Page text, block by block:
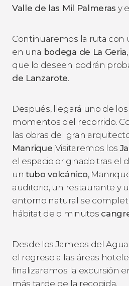
Valle de las Mil Palmeras y
Continuaremos la ruta con
en una bodega de La Geria
que lo deseen podrán
de Lanzarote.
Después, llegará uno de
momentos del recorrido.
las obras del gran
Manrique ¡Visitaremos los
el espacio originado tras el
untubo volcánico,
auditorio, un restaurante y
entorno natural se
hábitat de diminutos
Desde los Jameos del
el regreso a las áreas
finalizaremos la excursión
más tarde de la recogida.